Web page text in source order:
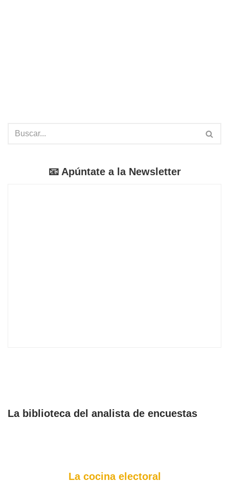
📧 Apúntate a la Newsletter
La biblioteca del analista de encuestas
La cocina electoral